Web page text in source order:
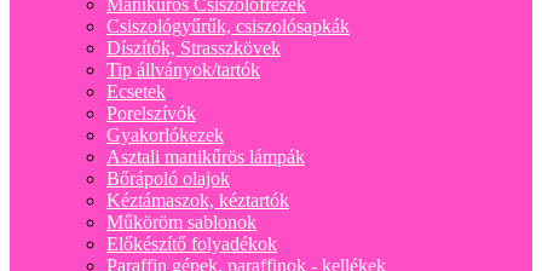
Manikűrös Csiszolófrézek
Csiszológyűrűk, csiszolósapkák
Díszítők, Strasszkövek
Tip állványok/tartók
Ecsetek
Porelszívók
Gyakorlókezek
Asztali manikűrös lámpák
Bőrápoló olajok
Kéztámaszok, kéztartók
Műköröm sablonok
Előkészítő folyadékok
Paraffin gépek, paraffinok - kellékek